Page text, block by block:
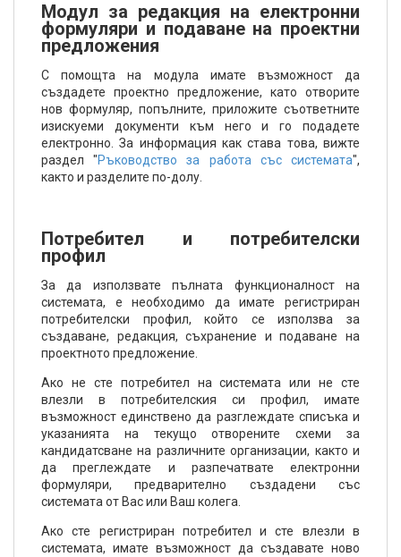
Модул за редакция на електронни
формуляри и подаване на проектни
предложения
С помощта на модула имате възможност да
създадете проектно предложение, като отворите
нов формуляр, попълните, приложите съответните
изискуеми документи към него и го подадете
електронно. За информация как става това, вижте
раздел "Ръководство за работа със системата",
както и разделите по-долу.
Потребител и потребителски
профил
За да използвате пълната функционалност на
системата, е необходимо да имате регистриран
потребителски профил, който се използва за
създаване, редакция, съхранение и подаване на
проектното предложение.
Ако не сте потребител на системата или не сте
влезли в потребителския си профил, имате
възможност единствено да разглеждате списъка и
указанията на текущо отворените схеми за
кандидатсване на различните организации, както и
да преглеждате и разпечатвате електронни
формуляри, предварително създадени със
системата от Вас или Ваш колега.
Ако сте регистриран потребител и сте влезли в
системата, имате възможност да създавате ново